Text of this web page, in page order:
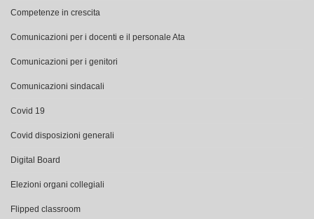
Competenze in crescita
Comunicazioni per i docenti e il personale Ata
Comunicazioni per i genitori
Comunicazioni sindacali
Covid 19
Covid disposizioni generali
Digital Board
Elezioni organi collegiali
Flipped classroom